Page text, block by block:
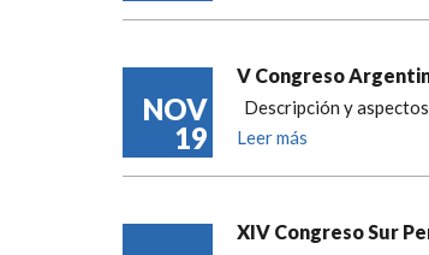
NOV
19
V Congreso
Descripción y
Leer más
XIV Congreso Sur